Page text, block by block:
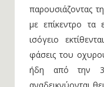
παρουσιάζοντας
με επίκεντρο τα
ισόγειο
φάσεις του
ήδη από την